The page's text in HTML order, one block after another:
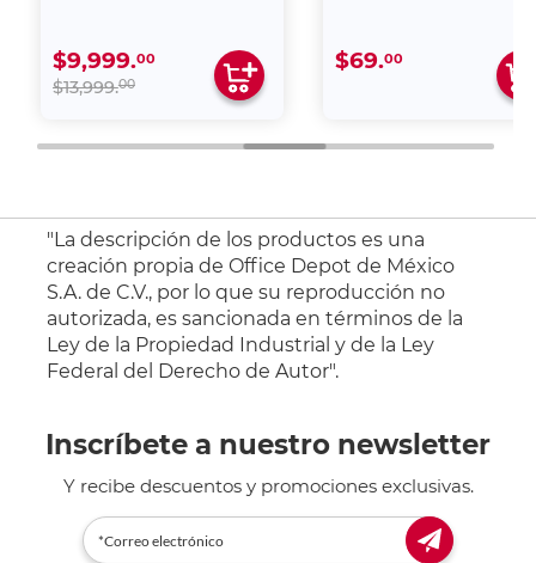
$9,999.00
$13,999.00
$69.00
"La descripción de los productos es una
creación propia de Office Depot de México
S.A. de C.V., por lo que su reproducción no
autorizada, es sancionada en términos de la
Ley de la Propiedad Industrial y de la Ley
Federal del Derecho de Autor".
Inscríbete a nuestro newsletter
Y recibe descuentos y promociones exclusivas.